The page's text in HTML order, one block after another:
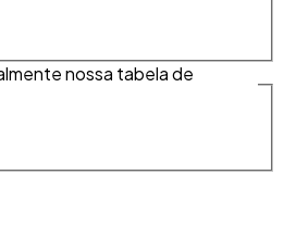
nossa tabela de